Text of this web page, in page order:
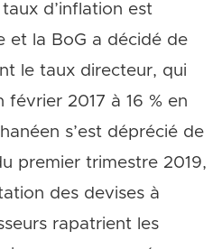
d’inflation est
et la BoG a décidé de
le taux directeur, qui
février 2017 à 16 % en
s’est déprécié de
premier trimestre 2019,
des devises à
rapatrient les